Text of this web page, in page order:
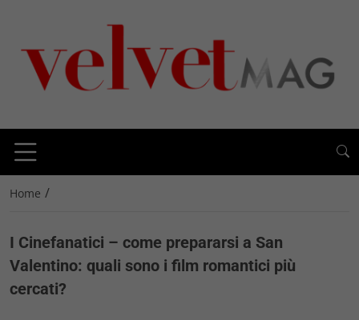
Home /
I Cinefanatici – come prepararsi a San
Valentino: quali sono i film romantici più
cercati?